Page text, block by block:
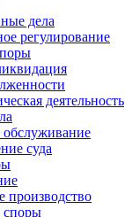
дела
регулирование
деятельность
суда
производство
споры